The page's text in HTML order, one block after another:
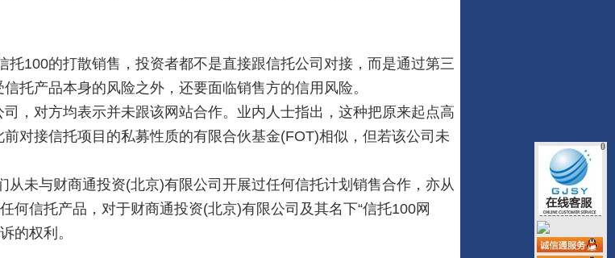
100的打散销售，投资者都不是直接跟信托公司对接，而是通过第三
托产品本身的风险之外，还要面临销售方的信用风险。
对方均表示并未跟该网站合作。业内人士指出，这种把原来起点高
对接信托项目的私募性质的有限合伙基金(FOT)相似，但若该公司未
未与财商通投资(北京)有限公司开展过任何信托计划销售合作，亦从
何信托产品，对于财商通投资(北京)有限公司及其名下“信托100网
的权利。
0